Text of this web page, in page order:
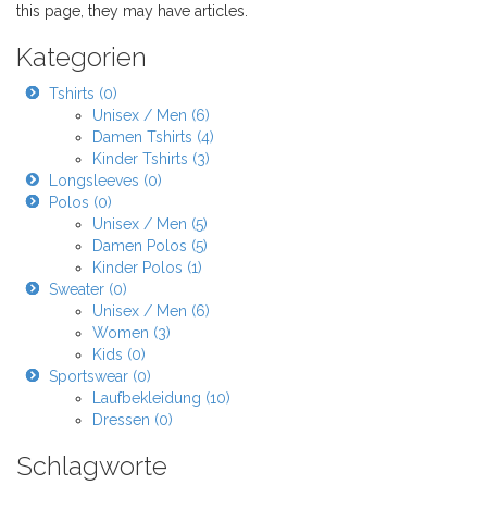
this page, they may have articles.
Kategorien
Tshirts (0)
Unisex / Men (6)
Damen Tshirts (4)
Kinder Tshirts (3)
Longsleeves (0)
Polos (0)
Unisex / Men (5)
Damen Polos (5)
Kinder Polos (1)
Sweater (0)
Unisex / Men (6)
Women (3)
Kids (0)
Sportswear (0)
Laufbekleidung (10)
Dressen (0)
Schlagworte